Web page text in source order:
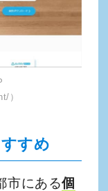
）
すめ
市にある個